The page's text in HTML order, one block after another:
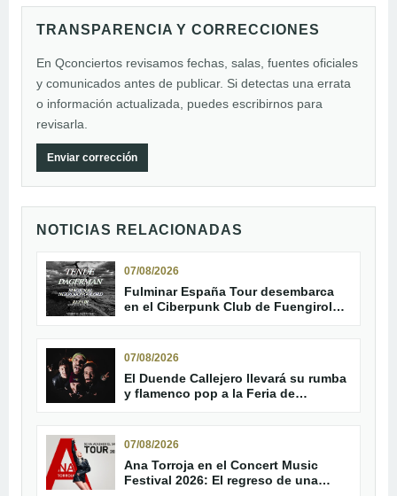
TRANSPARENCIA Y CORRECCIONES
En Qconciertos revisamos fechas, salas, fuentes oficiales
y comunicados antes de publicar. Si detectas una errata
o información actualizada, puedes escribirnos para
revisarla.
Enviar corrección
NOTICIAS RELACIONADAS
07/08/2026
Fulminar España Tour desembarca
en el Ciberpunk Club de Fuengirola
07/08/2026
El Duende Callejero llevará su rumba
y flamenco pop a la Feria de
07/08/2026
Ana Torroja en el Concert Music
Festival 2026: El regreso de una